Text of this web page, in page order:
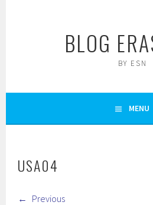
BLOG
BY ESN
MENU
USA04
Previous